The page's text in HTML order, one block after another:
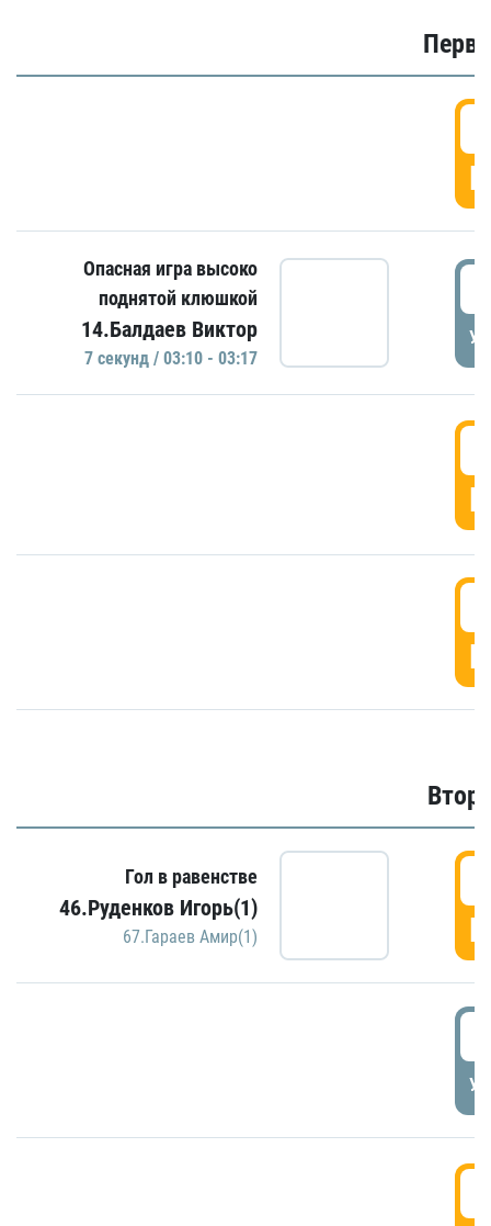
Опасная игра высоко
поднятой клюшкой
14.Балдаев Виктор
7 секунд / 03:10 - 03:17
Гол в равенстве
46.Руденков Игорь(1)
67.Гараев Амир(1)